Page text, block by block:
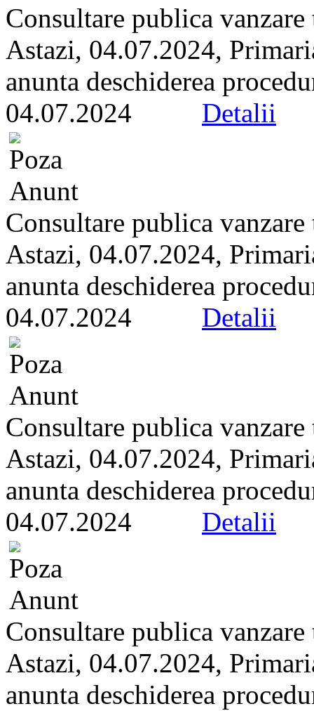
Consultare publica vanzare
Astazi, 04.07.2024,
anunta deschiderea
04.07.2024 Detalii
Consultare publica
Astazi, 04.07.2024,
anunta deschiderea
04.07.2024 Detalii
Consultare publica
Astazi, 04.07.2024,
anunta deschiderea
04.07.2024 Detalii
Consultare publica
Astazi, 04.07.2024,
anunta deschiderea